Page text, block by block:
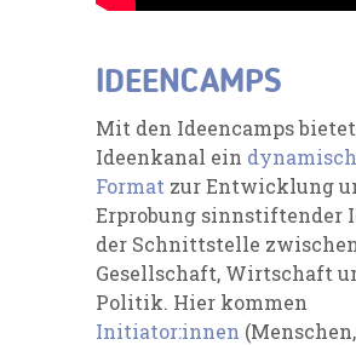
IDEENCAMPS
Mit den Ideencamps
Ideenkanal ein
Format zur Entwicklung
Erprobung sinnstiftender
der Schnittstelle
Gesellschaft, Wirtschaft
Politik. Hier kommen
Initiator:innen